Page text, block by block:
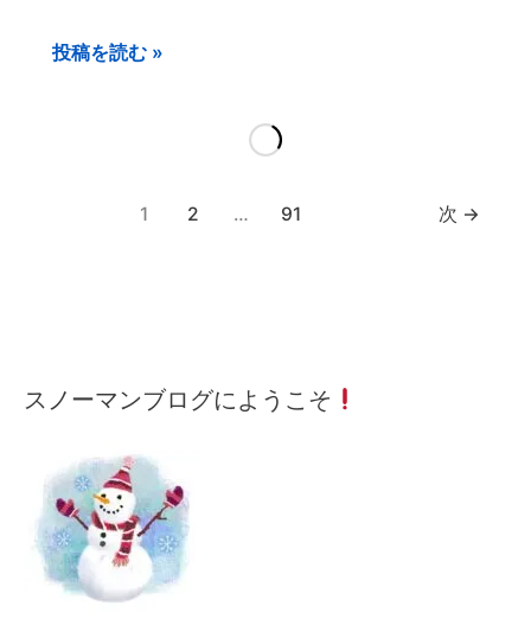
み
投稿を読む »
1 2 … 91 次 →
スノーマンブログにようこそ
メ
ー
を
月
間
カ
テ